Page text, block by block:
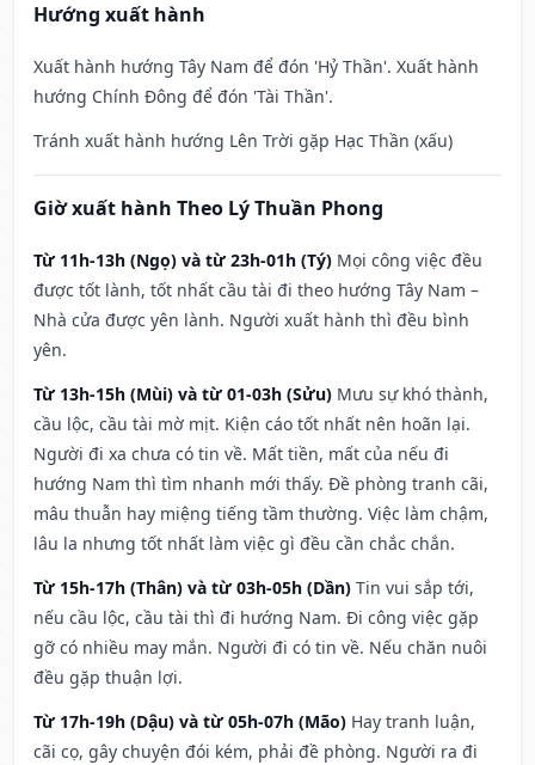
Hướng xuất hành
Xuất hành hướng Tây Nam để đón 'Hỷ Thần'. Xuất hành
hướng Chính Đông để đón 'Tài Thần'.
Tránh xuất hành hướng Lên Trời gặp Hạc Thần (xấu)
Giờ xuất hành Theo Lý Thuần Phong
Từ 11h-13h (Ngọ) và từ 23h-01h (Tý) Mọi công việc đều
được tốt lành, tốt nhất cầu tài đi theo hướng Tây Nam –
Nhà cửa được yên lành. Người xuất hành thì đều bình
yên.
Từ 13h-15h (Mùi) và từ 01-03h (Sửu) Mưu sự khó thành,
cầu lộc, cầu tài mờ mịt. Kiện cáo tốt nhất nên hoãn lại.
Người đi xa chưa có tin về. Mất tiền, mất của nếu đi
hướng Nam thì tìm nhanh mới thấy. Đề phòng tranh cãi,
mâu thuẫn hay miệng tiếng tầm thường. Việc làm chậm,
lâu la nhưng tốt nhất làm việc gì đều cần chắc chắn.
Từ 15h-17h (Thân) và từ 03h-05h (Dần) Tin vui sắp tới,
nếu cầu lộc, cầu tài thì đi hướng Nam. Đi công việc gặp
gỡ có nhiều may mắn. Người đi có tin về. Nếu chăn nuôi
đều gặp thuận lợi.
Từ 17h-19h (Dậu) và từ 05h-07h (Mão) Hay tranh luận,
cãi cọ, gây chuyện đói kém, phải đề phòng. Người ra đi